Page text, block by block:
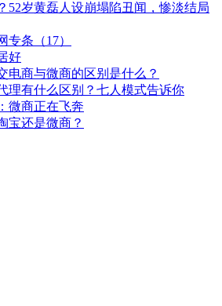
52岁黄磊人设崩塌陷丑闻，惨淡结局
专条（17）
好
电商与微商的区别是什么？
理有什么区别？七人模式告诉你
微商正在飞奔
宝还是微商？